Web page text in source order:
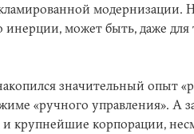
модернизации.
инерции, может быть, даже для
значительный опыт
«ручного управления». А
и крупнейшие корпорации,